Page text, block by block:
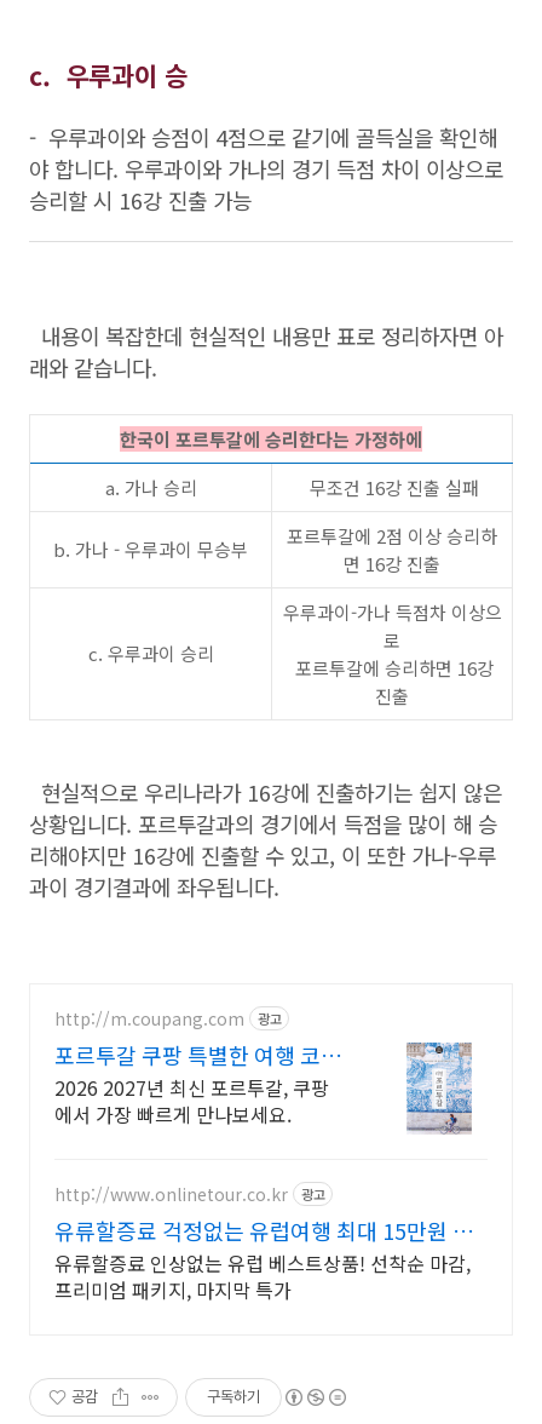
c. 우루과이 승
- 우루과이와 승점이 4점으로 같기에 골득실을 확인해
야 합니다. 우루과이와 가나의 경기 득점 차이 이상으로
승리할 시 16강 진출 가능
내용이 복잡한데 현실적인 내용만 표로 정리하자면 아
래와 같습니다.
한국이 포르투갈에 승리한다는 가정하에
a. 가나 승리
무조건 16강 진출 실패
b. 가나 - 우루과이 무승부
포르투갈에 2점 이상 승리하
면 16강 진출
c. 우루과이 승리
우루과이-가나 득점차 이상으
로
포르투갈에 승리하면 16강
진출
현실적으로 우리나라가 16강에 진출하기는 쉽지 않은
상황입니다. 포르투갈과의 경기에서 득점을 많이 해 승
리해야지만 16강에 진출할 수 있고, 이 또한 가나-우루
과이 경기결과에 좌우됩니다.
http://m.coupang.com 광고
포르투갈 쿠팡 특별한 여행 코스
제안
2026 2027년 최신 포르투갈, 쿠팡
에서 가장 빠르게 만나보세요.
http://www.onlinetour.co.kr 광고
유류할증료 걱정없는 유럽여행 최대 15만원 즉
시할인!
유류할증료 인상없는 유럽 베스트상품! 선착순 마감,
프리미엄 패키지, 마지막 특가
공감 구독하기